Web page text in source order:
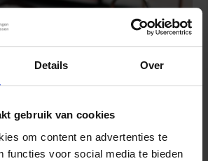
Details Over
gebruik van cookies
om content en advertenties te
functies voor social media te bieden
te Gouda. De
voor overheidsondernemingen
Overheidsondernemingen worden met
belastingplichtig voor de